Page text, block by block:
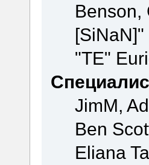
Benson,
"TE"
JimM,
Ben
Eliana